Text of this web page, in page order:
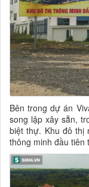
Bên trong dự án
song lập xây sẵn,
biệt thự. Khu đô thị
thông minh đầu tiên